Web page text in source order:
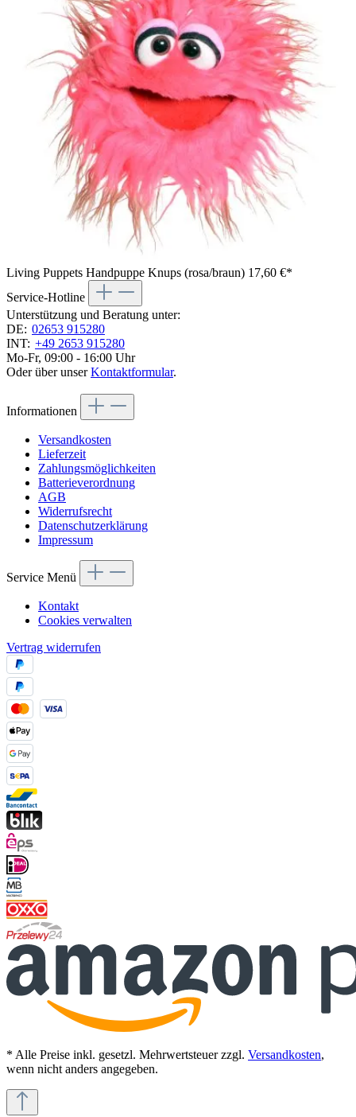
Living Puppets Handpuppe Knups (rosa/braun) 17,60 €*
Service-Hotline
Unterstützung und Beratung unter:
DE: 02653 915280
INT: +49 2653 915280
Mo-Fr, 09:00 - 16:00 Uhr
Oder über unserKontaktformular.
Informationen
Versandkosten
Lieferzeit
Zahlungsmöglichkeiten
Batterieverordnung
AGB
Widerrufsrecht
Datenschutzerklärung
Impressum
Service Menü
Kontakt
Cookies verwalten
Vertrag widerrufen
* Alle Preise inkl. gesetzl. Mehrwertsteuer zzgl. Versandkosten,
wenn nicht anders angegeben.